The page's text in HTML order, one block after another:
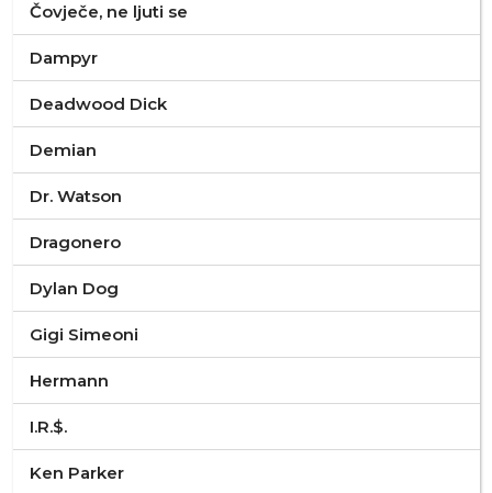
Čovječe, ne ljuti se
Dampyr
Deadwood Dick
Demian
Dr. Watson
Dragonero
Dylan Dog
Gigi Simeoni
Hermann
I.R.$.
Ken Parker